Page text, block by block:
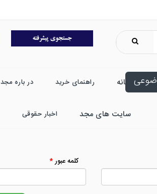
خانه راهنمای خرید در باره مجد
سایت های مجد اخبار حقوقی
کلمه عبور*